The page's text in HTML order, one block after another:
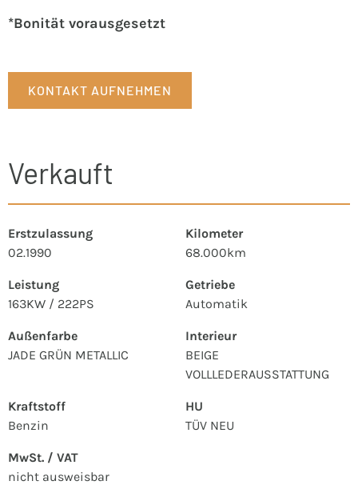
*Bonität vorausgesetzt
KONTAKT AUFNEHMEN
Verkauft
Erstzulassung
02.1990
Kilometer
68.000km
Leistung
163KW / 222PS
Getriebe
Automatik
Außenfarbe
JADE GRÜN METALLIC
Interieur
BEIGE
VOLLLEDERAUSSTATTUNG
Kraftstoff
Benzin
HU
TÜV NEU
MwSt. / VAT
nicht ausweisbar